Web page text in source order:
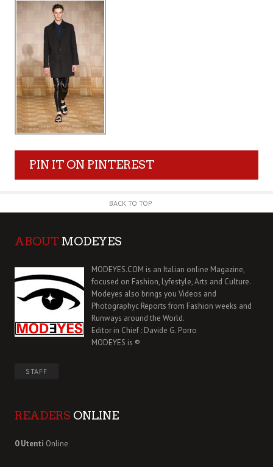
PIN IT ON PINTEREST
BACK TO TOP
ABOUT MODEYES
MODEYES.COM is an Italian online Magazine,
focused on Fashion, Lyfestyle, Arts and Culture.
Modeyes also brings you Videos and
Photographyc Reports from Fashion weeks and
Runways around the World.
Editor in Chief : Davide G. Porro
MODEYES is ®
STAFF
READERS ONLINE
0 Utenti Online